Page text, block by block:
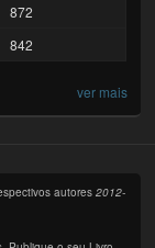
872
842
ver mais
autores2012-